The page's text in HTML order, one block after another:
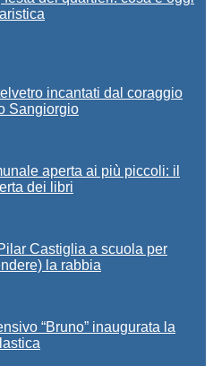
incantati dal coraggio
Sangiorgio
aperta ai più piccoli: il
dei libri
Castiglia a scuola per
la rabbia
“Bruno” inaugurata la